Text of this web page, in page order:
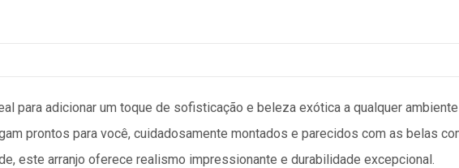
para adicionar um toque de sofisticação e beleza exótica a qualquer
prontos para você, cuidadosamente montados e parecidos com as belas
este arranjo oferece realismo impressionante e durabilidade excepcional.